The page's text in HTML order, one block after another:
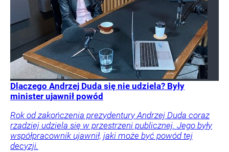
Dlaczego Andrzej Duda się nie udziela? Były
minister ujawnił powód
Rok od zakończenia prezydentury Andrzej Duda coraz
rzadziej udziela się w przestrzeni publicznej. Jego były
współpracownik ujawnił, jaki może być powód tej
decyzji.